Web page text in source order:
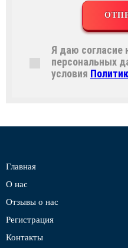
Я даю согласие
персональных
условия
Главная
О нас
Отзывы о нас
Регистрация
Контакты